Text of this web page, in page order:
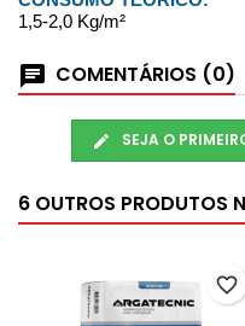
1,5-2,0 Kg/m²
COMENTÁRIOS (0)
SEJA O
6 OUTROS PRODUTOS
favorite_border